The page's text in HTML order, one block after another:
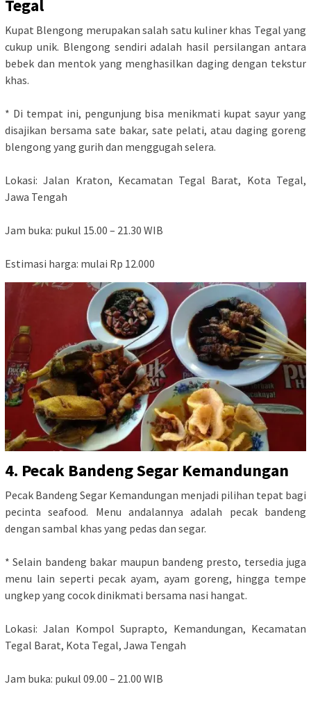
Tegal
Kupat Blengong merupakan salah satu kuliner khas Tegal yang
cukup unik. Blengong sendiri adalah hasil persilangan antara
bebek dan mentok yang menghasilkan daging dengan tekstur
khas.
* Di tempat ini, pengunjung bisa menikmati kupat sayur yang
disajikan bersama sate bakar, sate pelati, atau daging goreng
blengong yang gurih dan menggugah selera.
Lokasi: Jalan Kraton, Kecamatan Tegal Barat, Kota Tegal,
Jawa Tengah
Jam buka: pukul 15.00 – 21.30 WIB
Estimasi harga: mulai Rp 12.000
4. Pecak Bandeng Segar Kemandungan
Pecak Bandeng Segar Kemandungan menjadi pilihan tepat bagi
pecinta seafood. Menu andalannya adalah pecak bandeng
dengan sambal khas yang pedas dan segar.
* Selain bandeng bakar maupun bandeng presto, tersedia juga
menu lain seperti pecak ayam, ayam goreng, hingga tempe
ungkep yang cocok dinikmati bersama nasi hangat.
Lokasi: Jalan Kompol Suprapto, Kemandungan, Kecamatan
Tegal Barat, Kota Tegal, Jawa Tengah
Jam buka: pukul 09.00 – 21.00 WIB